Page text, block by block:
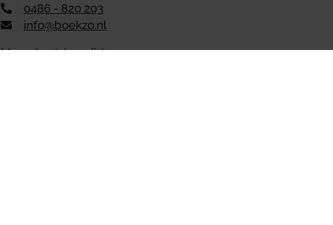
0486 - 820 203
info@boekzo.nl
Maandag t/m vrijdag van 09:00